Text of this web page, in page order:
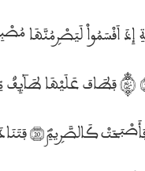
يَسْتَثْنُونَؐ (18) © فَطَافَ عَلَيْهَا
نَآئِمُونَ (19)